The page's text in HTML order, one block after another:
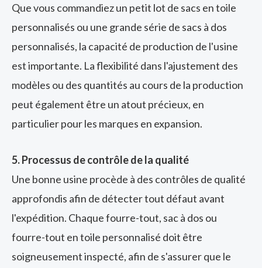
Que vous commandiez un petit lot de sacs en toile
personnalisés ou une grande série de sacs à dos
personnalisés, la capacité de production de l'usine
est importante. La flexibilité dans l'ajustement des
modèles ou des quantités au cours de la production
peut également être un atout précieux, en
particulier pour les marques en expansion.
5. Processus de contrôle de la qualité
Une bonne usine procède à des contrôles de qualité
approfondis afin de détecter tout défaut avant
l'expédition. Chaque fourre-tout, sac à dos ou
fourre-tout en toile personnalisé doit être
soigneusement inspecté, afin de s'assurer que le